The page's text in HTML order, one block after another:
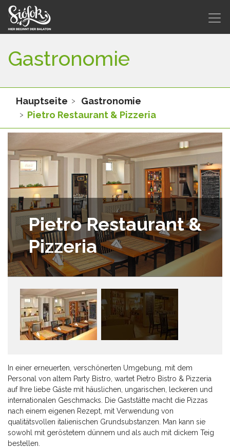
Gastronomie
Hauptseite
Gastronomie
Pietro Restaurant & Pizzeria
Pietro Restaurant &
Pizzeria
In einer erneuerten, verschönerten Umgebung, mit dem
Personal von altem Party Bistro, wartet Pietro Bistro & Pizzeria
auf Ihre liebe Gäste mit häuslichen, ungarischen, leckeren und
internationalen Geschmacks. Die Gaststätte macht die Pizzas
nach einem eigenen Rezept, mit Verwendung von
qualitätsvollen italienischen Grundsubstanzen. Man kann sie
sowohl mit geröstetem dünnem und als auch mit dickem Teig
bestellen.